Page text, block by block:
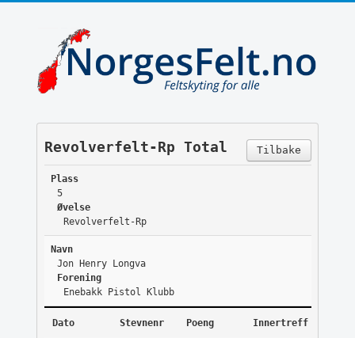
Tilbake
Revolverfelt-Rp Total
Plass
5
Øvelse
Revolverfelt-Rp
Navn
Jon Henry Longva
Forening
Enebakk Pistol Klubb
Dato Stevnenr Poeng Innertreff